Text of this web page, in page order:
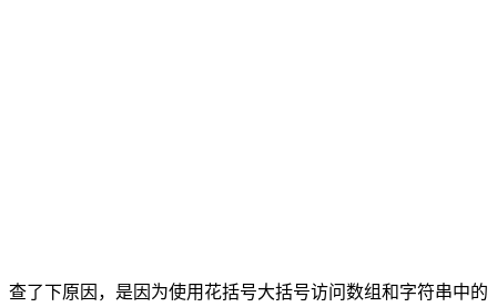
查了下原因，是因为使用花括号大括号访问数组和字符串中的